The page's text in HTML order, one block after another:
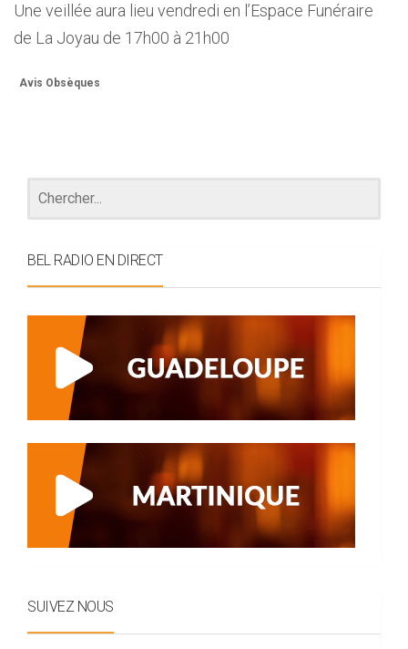
Une veillée aura lieu vendredi en l’Espace Funéraire
de La Joyau de 17h00 à 21h00
Avis Obsèques
BEL RADIO EN DIRECT
SUIVEZ NOUS